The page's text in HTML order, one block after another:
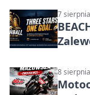
7
8